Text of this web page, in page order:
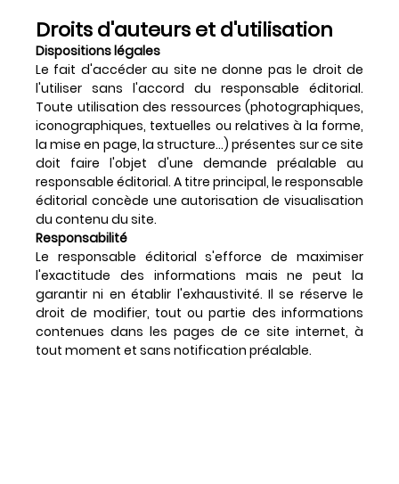
Droits d'auteurs et d'utilisation
Dispositions légales
Le fait d'accéder au site ne donne pas le droit de
l'utiliser sans l'accord du responsable éditorial.
Toute utilisation des ressources (photographiques,
iconographiques, textuelles ou relatives à la forme,
la mise en page, la structure...) présentes sur ce site
doit faire l'objet d'une demande préalable au
responsable éditorial. A titre principal, le responsable
éditorial concède une autorisation de visualisation
du contenu du site.
Responsabilité
Le responsable éditorial s'efforce de maximiser
l'exactitude des informations mais ne peut la
garantir ni en établir l'exhaustivité. Il se réserve le
droit de modifier, tout ou partie des informations
contenues dans les pages de ce site internet, à
tout moment et sans notification préalable.